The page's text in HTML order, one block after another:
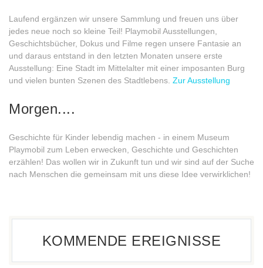
Laufend ergänzen wir unsere Sammlung und freuen uns über
jedes neue noch so kleine Teil! Playmobil Ausstellungen,
Geschichtsbücher, Dokus und Filme regen unsere Fantasie an
und daraus entstand in den letzten Monaten unsere erste
Ausstellung: Eine Stadt im Mittelalter mit einer imposanten Burg
und vielen bunten Szenen des Stadtlebens. Zur Ausstellung
Morgen....
Geschichte für Kinder lebendig machen - in einem Museum
Playmobil zum Leben erwecken, Geschichte und Geschichten
erzählen! Das wollen wir in Zukunft tun und wir sind auf der Suche
nach Menschen die gemeinsam mit uns diese Idee verwirklichen!
KOMMENDE EREIGNISSE